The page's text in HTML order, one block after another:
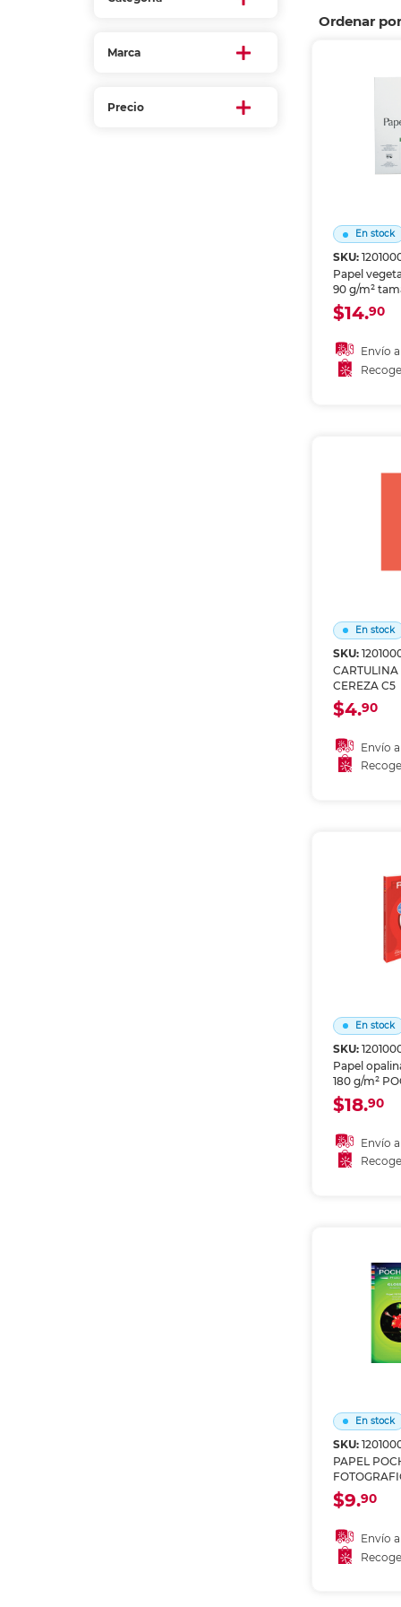
Marca
Precio
Ordenar por
En stock
SKU:
Papel
90 g/m²
paquete de
tecnico,
caligrafia y
artisticas.
$14.90
Envío
En stock
SKU:
CARTULINA
CEREZA C5
$4.90
Envío
En stock
SKU:
Papel
180 g/m²
hojas.
textura de
diplomas,
de
$18.90
Envío
En stock
SKU:
PAPEL
HOJAS
$9.90
Envío